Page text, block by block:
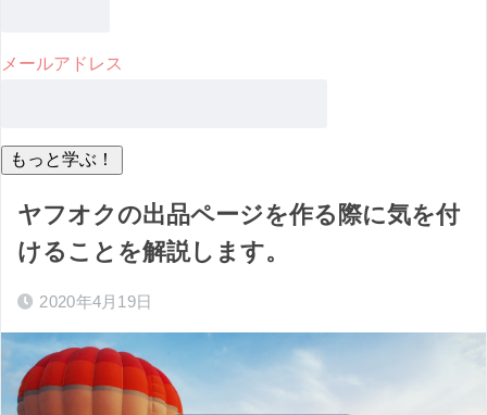
メールアドレス
ヤフオクの出品ページを作る際に気を付
けることを解説します。
2020年4月19日